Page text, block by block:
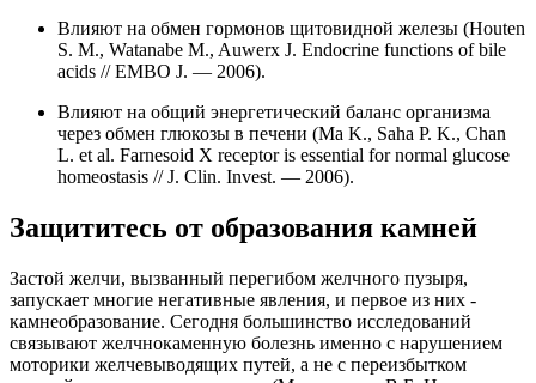
Влияют на обмен гормонов щитовидной железы (Houten
S. M., Watanabe M., Auwerx J. Endocrine functions of bile
acids // EMBO J. — 2006).
Влияют на общий энергетический баланс организма
через обмен глюкозы в печени (Ma K., Saha P. K., Chan
L. et al. Farnesoid X receptor is essential for normal glucose
homeostasis // J. Clin. Invest. — 2006).
Защититесь от образования камней
Застой желчи, вызванный перегибом желчного пузыря,
запускает многие негативные явления, и первое из них -
камнеобразование. Сегодня большинство исследований
связывают желчнокаменную болезнь именно с нарушением
моторики желчевыводящих путей, а не с переизбытком